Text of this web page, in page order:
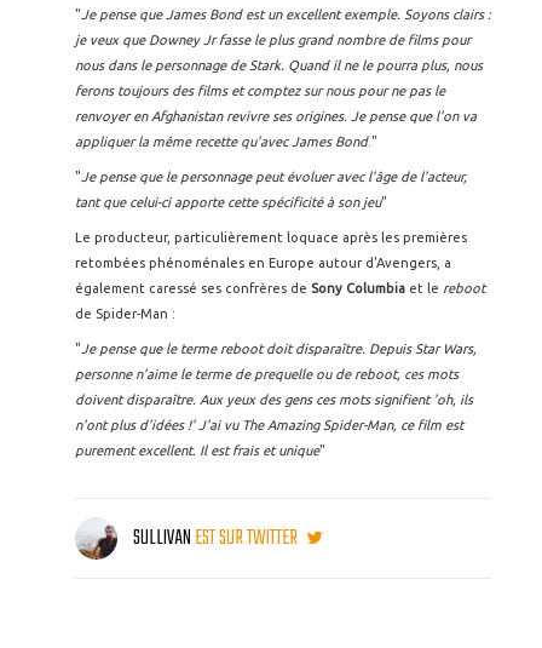
" Je pense que James Bond est un excellent exemple. Soyons clairs :
je veux que Downey Jr fasse le plus grand nombre de films pour
nous dans le personnage de Stark. Quand il ne le pourra plus, nous
ferons toujours des films et comptez sur nous pour ne pas le
renvoyer en Afghanistan revivre ses origines. Je pense que l'on va
appliquer la même recette qu'avec James Bond."
" Je pense que le personnage peut évoluer avec l'âge de l'acteur,
tant que celui-ci apporte cette spécificité à son jeu"
Le producteur, particulièrement loquace après les premières
retombées phénoménales en Europe autour d'Avengers, a
également caressé ses confrères de Sony Columbia et le reboot
de Spider-Man :
" Je pense que le terme reboot doit disparaître. Depuis Star Wars,
personne n'aime le terme de prequelle ou de reboot, ces mots
doivent disparaître. Aux yeux des gens ces mots signifient 'oh, ils
n'ont plus d'idées !' J'ai vu The Amazing Spider-Man, ce film est
purement excellent. Il est frais et unique"
SULLIVANEST SUR TWITTER